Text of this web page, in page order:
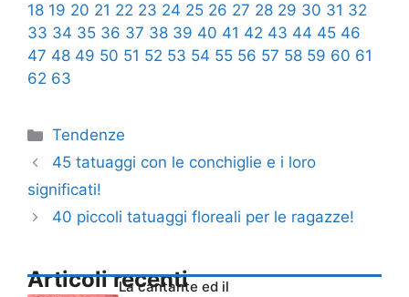
18 19 20 21 22 23 24 25 26 27 28 29 30 31 32
33 34 35 36 37 38 39 40 41 42 43 44 45 46
47 48 49 50 51 52 53 54 55 56 57 58 59 60 61
62 63
Categorie
Tendenze
45 tatuaggi con le conchiglie e i loro
significati!
40 piccoli tatuaggi floreali per le ragazze!
Articoli recenti
La cantante ed il